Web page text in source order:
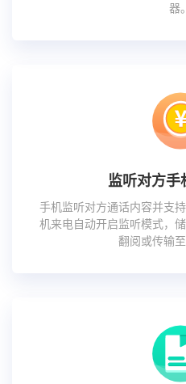
器。
监听对方手
手机监听对方通话内容并支
机来电自动开启监听模式，
翻阅或传输至